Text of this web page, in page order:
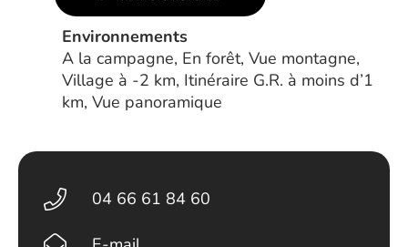
Environnements
A la campagne, En forêt, Vue montagne,
Village à -2 km, Itinéraire G.R. à moins d’1
km, Vue panoramique
04 66 61 84 60